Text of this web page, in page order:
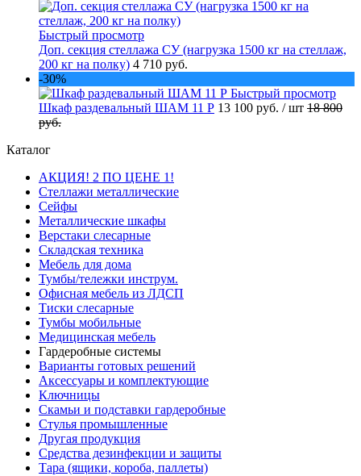
Быстрый просмотр
Доп. секция стеллажа СУ (нагрузка 1500 кг на стеллаж,
200 кг на полку) 4 710 руб.
-30%
Быстрый просмотр
Шкаф раздевальный ШАМ 11 Р 13 100 руб. / шт 18 800
руб.
Каталог
АКЦИЯ! 2 ПО ЦЕНЕ 1!
Стеллажи металлические
Сейфы
Металлические шкафы
Верстаки слесарные
Складская техника
Мебель для дома
Тумбы/тележки инструм.
Офисная мебель из ЛДСП
Тиски слесарные
Тумбы мобильные
Медицинская мебель
Гардеробные системы
Варианты готовых решений
Аксессуары и комплектующие
Ключницы
Скамьи и подставки гардеробные
Стулья промышленные
Другая продукция
Средства дезинфекции и защиты
Тара (ящики, короба, паллеты)